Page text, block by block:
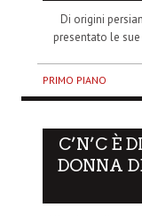
Di origini
presentato le
PRIMO PIANO
C’N’C È
DONNA